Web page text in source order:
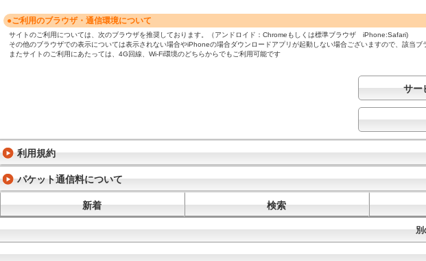
●ご利用のブラウザ・通信環境について
サイトのご利用については、次のブラウザを推奨しております。（アンドロイド：Chromeもしくは標準ブラウザ iPhone:Safari)
その他のブラウザでの表示については表示されない場合やiPhoneの場合ダウンロードアプリが起動しない場合ございますので、該当ブ
またサイトのご利用にあたっては、4G回線、Wi-Fi環境のどちらからでもご利用可能です
サー
利用規約
パケット通信料について
新着 検索
別